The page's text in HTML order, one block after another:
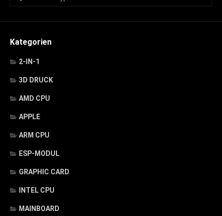
Kategorien
2-IN-1
3D DRUCK
AMD CPU
APPLE
ARM CPU
ESP-MODUL
GRAPHIC CARD
INTEL CPU
MAINBOARD